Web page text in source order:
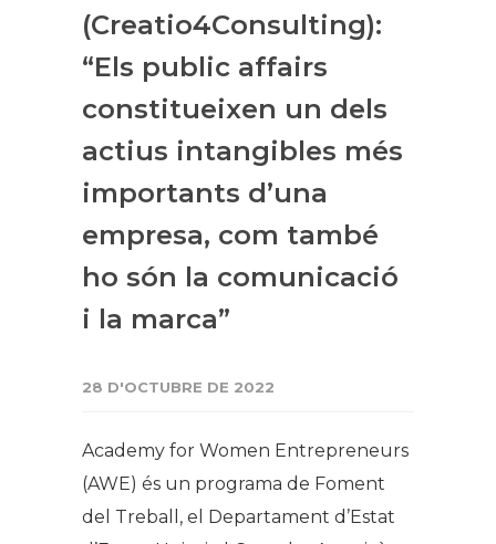
(Creatio4Consulting):
“Els public affairs
constitueixen un dels
actius intangibles més
importants d’una
empresa, com també
ho són la comunicació
i la marca”
28 D'OCTUBRE DE 2022
Academy for Women Entrepreneurs
(AWE) és un programa de Foment
del Treball, el Departament d’Estat